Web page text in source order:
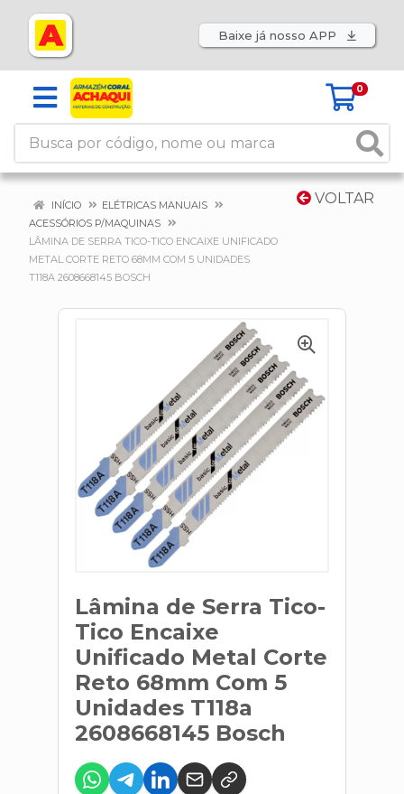
Baixe já nosso APP
0
VOLTAR
INÍCIO
ELÉTRICAS MANUAIS
ACESSÓRIOS P/MAQUINAS
LÂMINA DE SERRA TICO-TICO ENCAIXE UNIFICADO
METAL CORTE RETO 68MM COM 5 UNIDADES
T118A 2608668145 BOSCH
Lâmina de Serra Tico-
Tico Encaixe
Unificado Metal Corte
Reto 68mm Com 5
Unidades T118a
2608668145 Bosch